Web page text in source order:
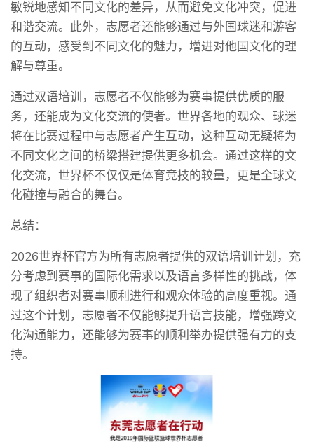
敏锐地感知不同文化的差异，从而避免文化冲突，促进
和谐交流。此外，志愿者还能够通过与外国球迷和游客
的互动，感受到不同文化的魅力，增进对他国文化的理
解与尊重。
通过双语培训，志愿者不仅能够为赛事提供优质的服
务，还能成为文化交流的使者。世界各地的观众、球迷
将在比赛过程中与志愿者产生互动，这种互动无疑将为
不同文化之间的桥梁搭建提供更多机会。通过这样的文
化交流，世界杯不仅仅是体育竞技的较量，更是全球文
化碰撞与融合的舞台。
总结：
2026世界杯官方为所有志愿者提供的双语培训计划，充
分考虑到赛事的国际化需求以及语言多样性的挑战，体
现了组织者对赛事顺利进行和观众体验的高度重视。通
过这个计划，志愿者不仅能够提升语言技能，增强跨文
化沟通能力，还能够为赛事的顺利举办提供强有力的支
持。